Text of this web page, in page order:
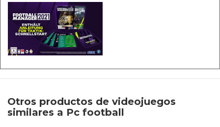
Otros productos de videojuegos
similares a Pc football